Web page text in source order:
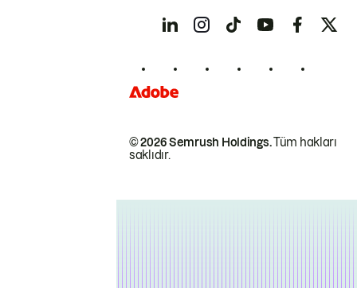
© 2026 Semrush Holdings.Tüm hakları
saklıdır.